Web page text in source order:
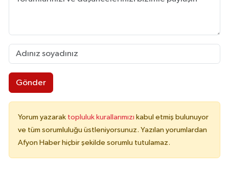
Gönder
Yorum yazarak topluluk kurallarımızı kabul etmiş bulunuyor
ve tüm sorumluluğu üstleniyorsunuz. Yazılan yorumlardan
Afyon Haber hiçbir şekilde sorumlu tutulamaz.